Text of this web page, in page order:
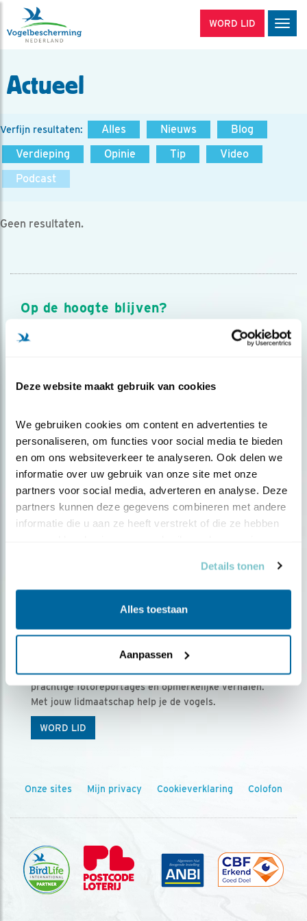
Deze website maakt gebruik van cookies
We gebruiken cookies om content en advertenties te
personaliseren, om functies voor social media te bieden
en om ons websiteverkeer te analyseren. Ook delen we
informatie over uw gebruik van onze site met onze
partners voor social media, adverteren en analyse. Deze
partners kunnen deze gegevens combineren met andere
informatie die u aan ze heeft verstrekt of die ze hebben
Details tonen
Alles toestaan
Aanpassen
WORD LID
Actueel
Verfijn resultaten: Alles Nieuws
Blog
Verdieping
Opinie Tip
Video
Podcast
Geen resultaten.
Op de hoogte blijven?
Meld je aan en ontvang nieuws, inspiratie, acties en tips
over vogels en activiteiten van Vogelbescherming.
Ontvang 5 x Vogels voor € 36,00 per jaar
Vogels is het tijdschrift voor onze leden, met
prachtige fotoreportages en opmerkelijke verhalen.
Met jouw lidmaatschap help je de vogels.
WORD LID
Onze sites Mijn privacy Cookieverklaring Colofon